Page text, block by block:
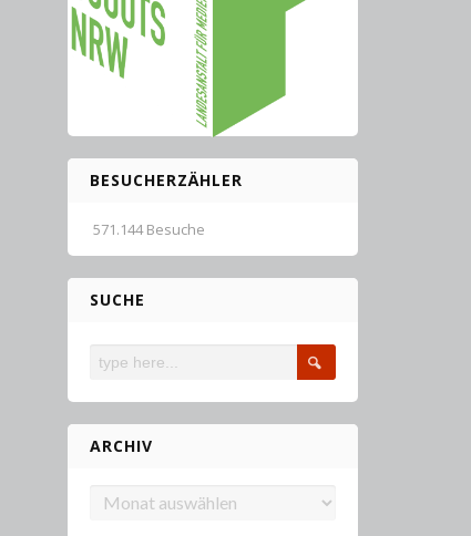
BESUCHERZÄHLER
571.144 Besuche
SUCHE
ARCHIV
Archiv